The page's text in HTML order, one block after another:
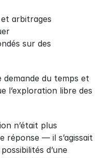
arbitrages
sur des
demande du temps et
l’exploration libre des
n’était plus
réponse — il s’agissait
d’une